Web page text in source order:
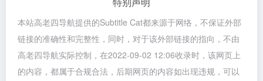
本站高老四导航提供的Subtitle Cat都来源于网络，不保证外部
链接的准确性和完整性，同时，对于该外部链接的指向，不由
高老四导航实际控制，在2022-09-02 12:06收录时，该网页上
的内容，都属于合规合法，后期网页的内容如出现违规，可以